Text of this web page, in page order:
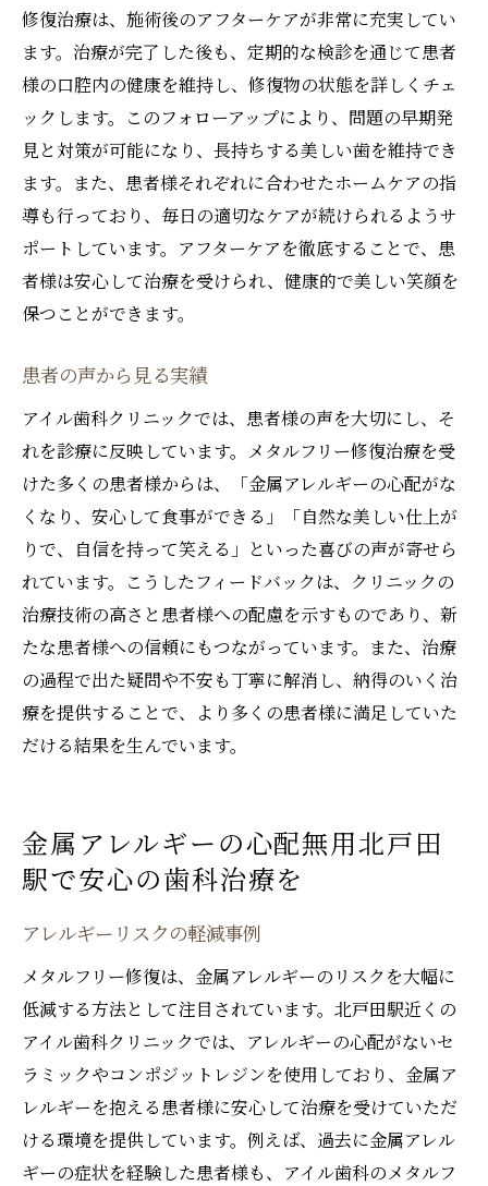
修復治療は、施術後のアフターケアが非常に充実してい
ます。治療が完了した後も、定期的な検診を通じて患者
様の口腔内の健康を維持し、修復物の状態を詳しくチェ
ックします。このフォローアップにより、問題の早期発
見と対策が可能になり、長持ちする美しい歯を維持でき
ます。また、患者様それぞれに合わせたホームケアの指
導も行っており、毎日の適切なケアが続けられるようサ
ポートしています。アフターケアを徹底することで、患
者様は安心して治療を受けられ、健康的で美しい笑顔を
保つことができます。
患者の声から見る実績
アイル歯科クリニックでは、患者様の声を大切にし、そ
れを診療に反映しています。メタルフリー修復治療を受
けた多くの患者様からは、「金属アレルギーの心配がな
くなり、安心して食事ができる」「自然な美しい仕上が
りで、自信を持って笑える」といった喜びの声が寄せら
れています。こうしたフィードバックは、クリニックの
治療技術の高さと患者様への配慮を示すものであり、新
たな患者様への信頼にもつながっています。また、治療
の過程で出た疑問や不安も丁寧に解消し、納得のいく治
療を提供することで、より多くの患者様に満足していた
だける結果を生んでいます。
金属アレルギーの心配無用北戸田
駅で安心の歯科治療を
アレルギーリスクの軽減事例
メタルフリー修復は、金属アレルギーのリスクを大幅に
低減する方法として注目されています。北戸田駅近くの
アイル歯科クリニックでは、アレルギーの心配がないセ
ラミックやコンポジットレジンを使用しており、金属ア
レルギーを抱える患者様に安心して治療を受けていただ
ける環境を提供しています。例えば、過去に金属アレル
ギーの症状を経験した患者様も、アイル歯科のメタルフ